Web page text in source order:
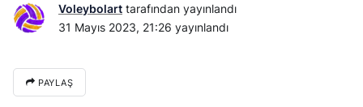
Voleybolart tarafından yayınlandı
31 Mayıs 2023, 21:26 yayınlandı
PAYLAŞ